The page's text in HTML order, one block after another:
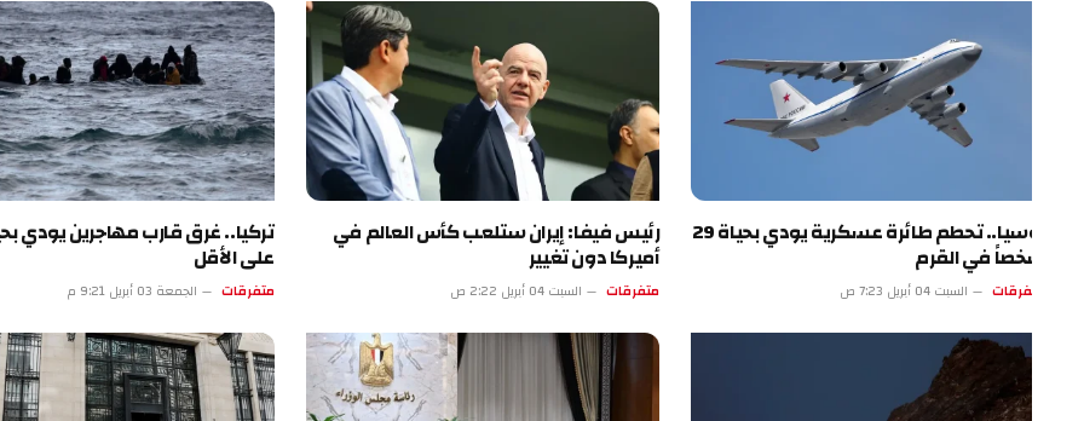
روسيا.. تحطم طائرة عسكرية يودي بحياة 29
في القرم
السبت 04 أبريل 7:23 ص
رئيس فيفا: إيران ستلعب كأس العالم في
أميركا دون تغيير
السبت 04 أبريل 2:22 ص
تركيا.. غرق قارب مهاجرين يودي بحياة 18
على الأقل
متفرقات الجمعة 03 أبريل 9:21 م